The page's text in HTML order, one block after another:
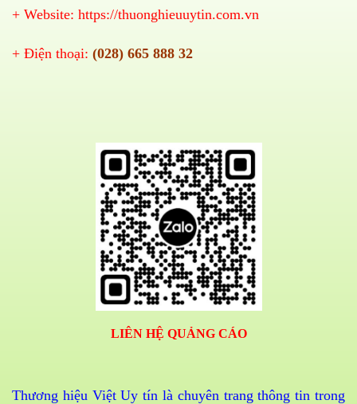
+ Website: https://thuonghieuuytin.com.vn
+ Điện thoại: (028) 665 888 32
LIÊN HỆ QUẢNG CÁO
Thương hiệu Việt Uy tín là chuyên trang thông tin trong